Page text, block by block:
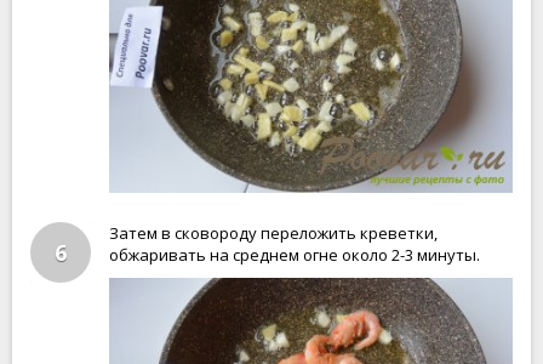
6
Затем в сковороду переложить креветки,
обжаривать на среднем огне около 2-3 минуты.